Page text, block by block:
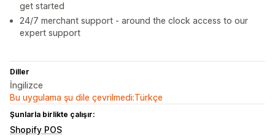
get started
24/7 merchant support - around the clock access to our
expert support
Diller
İngilizce
Bu uygulama şu dile çevrilmedi:Türkçe
Şunlarla birlikte çalışır:
Shopify POS